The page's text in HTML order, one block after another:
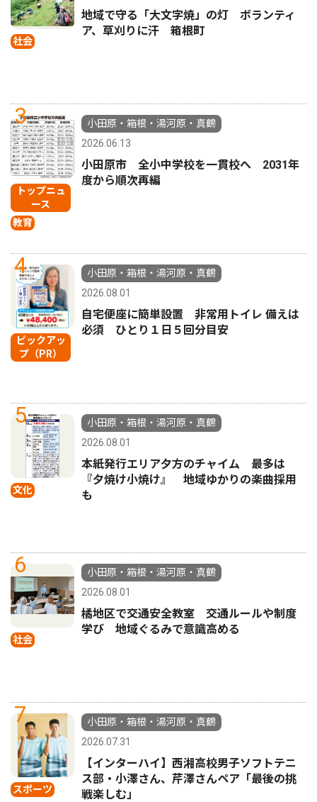
社会
地域で守る「大文字焼」の灯 ボランティ
ア、草刈りに汗 箱根町
3
トップニュ
ース
教育
小田原・箱根・湯河原・真鶴
2026.06.13
小田原市 全小中学校を一貫校へ 2031年
度から順次再編
4
ピックアッ
プ（PR）
小田原・箱根・湯河原・真鶴
2026.08.01
自宅便座に簡単設置 非常用トイレ 備えは
必須 ひとり１日５回分目安
5
文化
小田原・箱根・湯河原・真鶴
2026.08.01
本紙発行エリア夕方のチャイム 最多は
『夕焼け小焼け』 地域ゆかりの楽曲採用
も
6
社会
小田原・箱根・湯河原・真鶴
2026.08.01
橘地区で交通安全教室 交通ルールや制度
学び 地域ぐるみで意識高める
7
スポーツ
小田原・箱根・湯河原・真鶴
2026.07.31
【インターハイ】西湘高校男子ソフトテニ
ス部・小澤さん、芹澤さんペア「最後の挑
戦楽しむ」